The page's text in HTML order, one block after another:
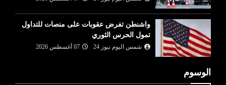
واشنطن تفرض عقوبات على منصات للتداول
تمول الحرس الثوري
شمس اليوم نيوز 24 07 أغسطس 2026
الوسوم